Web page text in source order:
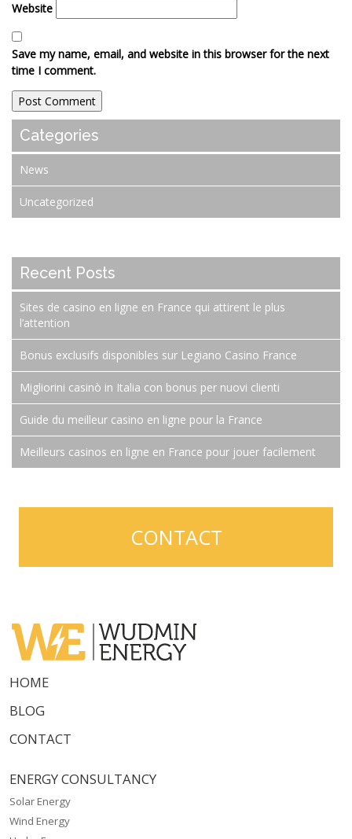
Website
Save my name, email, and website in this browser for the next
time I comment.
Categories
News
Uncategorized
Recent Posts
Sites de casino en ligne en France qui attirent le plus
l’attention
Bonus exclusifs disponibles sur Legiano Casino France
Migliorini casinò in Italia con bonus per nuovi clienti
Guide du meilleur casino en ligne pour la France
Meilleurs casinos en ligne en France pour jouer facilement
CONTACT
HOME
BLOG
CONTACT
ENERGY CONSULTANCY
Solar Energy
Wind Energy